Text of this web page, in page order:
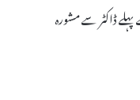
ڈاکٹر سے مشورہ